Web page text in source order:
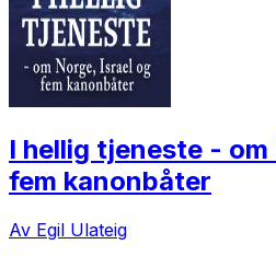
I hellig tjeneste -
fem kanonbåter
Av Egil Ulateig